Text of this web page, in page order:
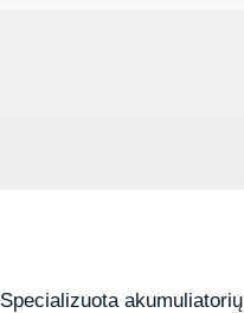
Specializuota akumuliatorių